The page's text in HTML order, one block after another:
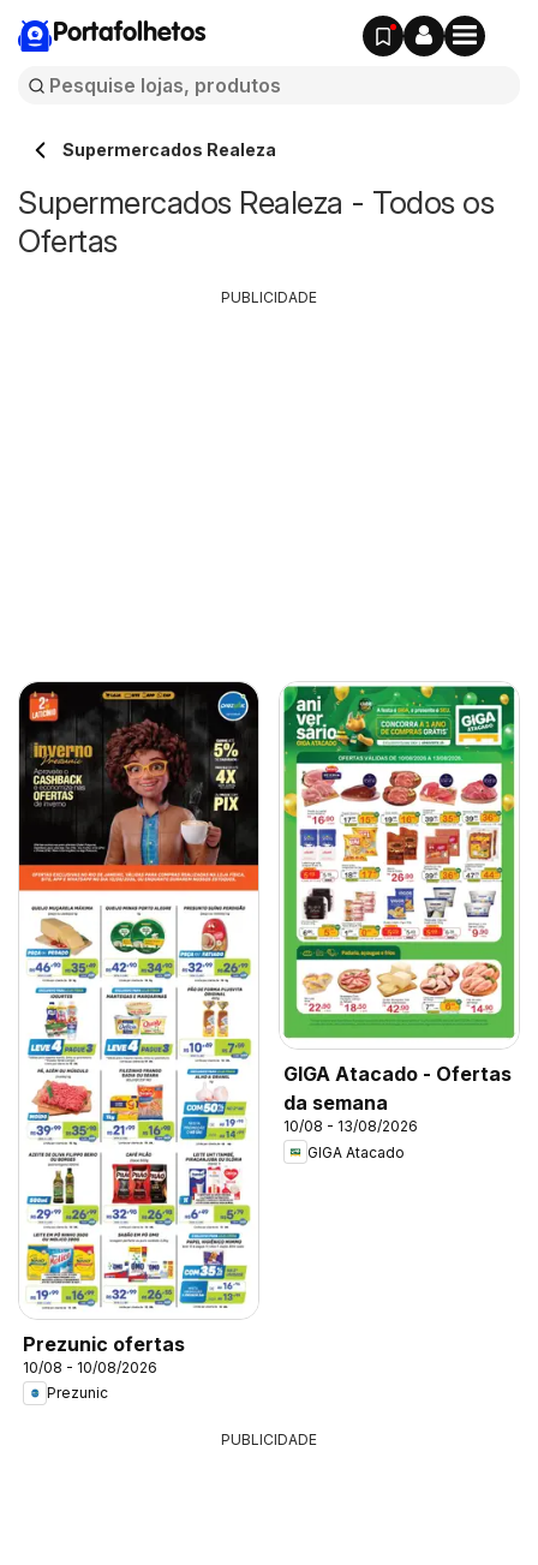
Portafolhetos
Supermercados Realeza
Supermercados Realeza - Todos os
Ofertas
Prezunic ofertas
10/08 - 10/08/2026
Prezunic
GIGA Atacado - Ofertas
da semana
10/08 - 13/08/2026
GIGA Atacado
PUBLICIDADE
PUBLICIDADE